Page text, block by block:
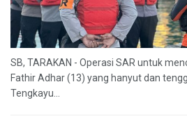
SB, TARAKAN - Operasi SAR untuk
Fathir Adhar (13) yang hanyut dan
Tengkayu...